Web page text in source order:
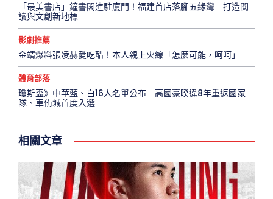
「最美書店」鐘書閣進駐廈門！福建首店落腳五緣灣 打造閱
讀與文創新地標
影劇推薦
金靖爆料張凌赫愛吃醋！本人親上火線「怎麼可能，呵呵」
體育部落
瓊斯盃》中華藍、白16人名單公布 高國豪暌違8年重返國家
隊、車侑城首度入選
相關文章